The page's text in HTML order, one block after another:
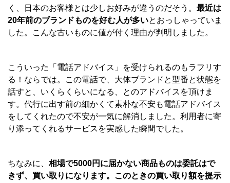
く、日本のお客様とは少しお好みが違うのだそう。 最近は
20年前のブランドものを好む人が多いとおっしゃっていま
した。こんな古いものに値が付く理由が判明しました。
こういった「電話アドバイス」を受けられるのもラフリす
る！ならでは。この電話で、大体ブランドと型番と状態を
話すと、いくらくらいになる、とのアドバイスを頂けま
す。代行に出す前の細かくて素朴な不安も電話アドバイス
をしてくれたので不安が一気に解消しました。利用者に寄
り添ってくれるサービスを実感した瞬間でした。
ちなみに、 相場で5000円に届かない商品ものは委託はで
きず、買い取りになります。このときの買い取り額を提示